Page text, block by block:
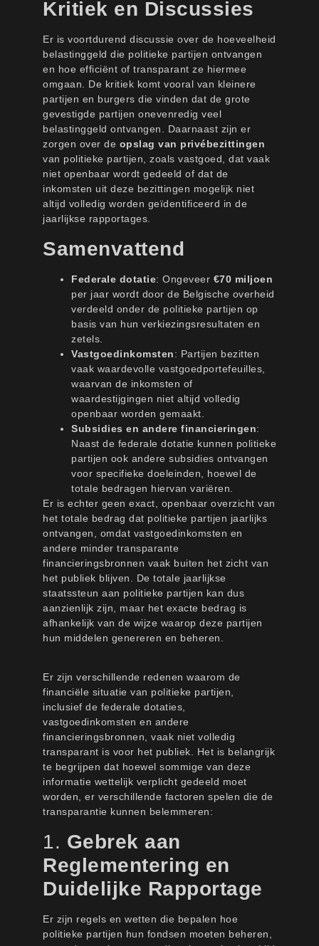
Kritiek en Discussies
Er is voortdurend discussie over de hoeveelheid
belastinggeld die politieke partijen ontvangen
en hoe efficiënt of transparant ze hiermee
omgaan. De kritiek komt vooral van kleinere
partijen en burgers die vinden dat de grote
gevestigde partijen onevenredig veel
belastinggeld ontvangen. Daarnaast zijn er
zorgen over de opslag van privébezittingen
van politieke partijen, zoals vastgoed, dat vaak
niet openbaar wordt gedeeld of dat de
inkomsten uit deze bezittingen mogelijk niet
altijd volledig worden geïdentificeerd in de
jaarlijkse rapportages.
Samenvattend
Federale dotatie: Ongeveer €70 miljoen
per jaar wordt door de Belgische overheid
verdeeld onder de politieke partijen op
basis van hun verkiezingsresultaten en
zetels.
Vastgoedinkomsten: Partijen bezitten
vaak waardevolle vastgoedportefeuilles,
waarvan de inkomsten of
waardestijgingen niet altijd volledig
openbaar worden gemaakt.
Subsidies en andere financieringen:
Naast de federale dotatie kunnen politieke
partijen ook andere subsidies ontvangen
voor specifieke doeleinden, hoewel de
totale bedragen hiervan variëren.
Er is echter geen exact, openbaar overzicht van
het totale bedrag dat politieke partijen jaarlijks
ontvangen, omdat vastgoedinkomsten en
andere minder transparante
financieringsbronnen vaak buiten het zicht van
het publiek blijven. De totale jaarlijkse
staatssteun aan politieke partijen kan dus
aanzienlijk zijn, maar het exacte bedrag is
afhankelijk van de wijze waarop deze partijen
hun middelen genereren en beheren.
Er zijn verschillende redenen waarom de
financiële situatie van politieke partijen,
inclusief de federale dotaties,
vastgoedinkomsten en andere
financieringsbronnen, vaak niet volledig
transparant is voor het publiek. Het is belangrijk
te begrijpen dat hoewel sommige van deze
informatie wettelijk verplicht gedeeld moet
worden, er verschillende factoren spelen die de
transparantie kunnen belemmeren:
1. Gebrek aan
Reglementering en
Duidelijke Rapportage
Er zijn regels en wetten die bepalen hoe
politieke partijen hun fondsen moeten beheren,